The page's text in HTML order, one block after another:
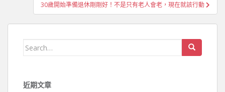
30歲開始準備退休剛剛好！不是只有老人會老，現在就該行動
Search
近期文章